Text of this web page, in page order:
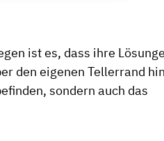
ist es, dass ihre
den eigenen Tellerrand
sondern auch das